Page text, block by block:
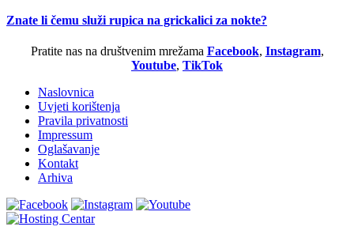
Znate li čemu služi rupica na grickalici za nokte?
Pratite nas na društvenim mrežama Facebook, Instagram,
Youtube, TikTok
Naslovnica
Uvjeti korištenja
Pravila privatnosti
Impressum
Oglašavanje
Kontakt
Arhiva